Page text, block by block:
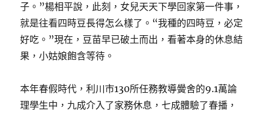
子。”楊相平說，此刻，女兒天天下學回家第一件事，
就是往看四時豆長得怎么樣了。“我種的四時豆，必定
好吃。”現在，豆苗早已破土而出，看著本身的休息結
果，小姑娘飽含等待。
本年春假時代，利川市130所任務教導黌舍的9.1萬論
理學生中，九成介入了家務休息，七成體驗了春播，